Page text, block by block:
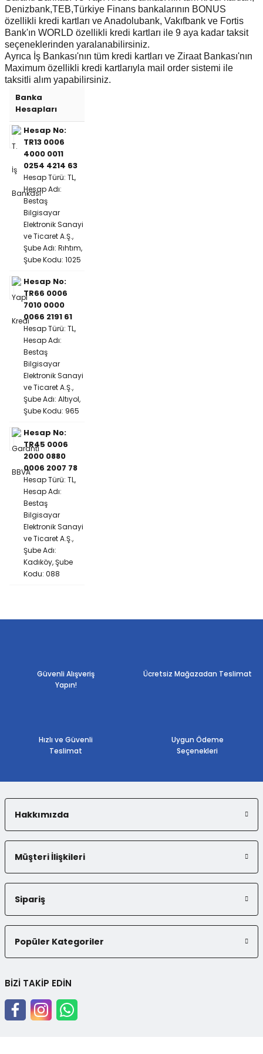
Denizbank,TEB,Türkiye Finans bankalarının BONUS
özellikli kredi kartları ve Anadolubank, Vakıfbank ve Fortis
Bank'ın WORLD özellikli kredi kartları ile 9 aya kadar taksit
seçeneklerinden yaralanabilirsiniz.
Ayrıca İş Bankası'nın tüm kredi kartları ve Ziraat Bankası'nın
Maximum özellikli kredi kartlarıyla mail order sistemi ile
taksitli alım yapabilirsiniz.
Banka
Hesapları
Hesap No:
TR13 0006
4000 0011
0254 4214 63
Hesap Türü: TL,
Hesap Adı:
Bestaş
Bilgisayar
Elektronik Sanayi
ve Ticaret A.Ş.,
Şube Adı: Rıhtım,
Şube Kodu: 1025
Hesap No:
TR66 0006
7010 0000
0066 2191 61
Hesap Türü: TL,
Hesap Adı:
Bestaş
Bilgisayar
Elektronik Sanayi
ve Ticaret A.Ş.,
Şube Adı: Altıyol,
Şube Kodu: 965
Hesap No:
TR45 0006
2000 0880
0006 2007 78
Hesap Türü: TL,
Hesap Adı:
Bestaş
Bilgisayar
Elektronik Sanayi
ve Ticaret A.Ş.,
Şube Adı:
Kadıköy, Şube
Kodu: 088
Güvenli Alışveriş
Yapın!
Ücretsiz Mağazadan Teslimat
Hızlı ve Güvenli
Teslimat
Uygun Ödeme
Seçenekleri
Hakkımızda
Müşteri İlişkileri
Sipariş
Popüler Kategoriler
BİZİ TAKİP EDİN